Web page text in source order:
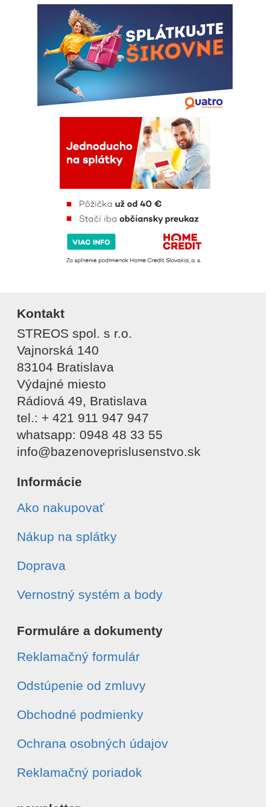
Kontakt
STREOS spol. s r.o.
Vajnorská 140
83104 Bratislava
Výdajné miesto
Rádiová 49, Bratislava
tel.: + 421 911 947 947
whatsapp: 0948 48 33 55
info@bazenoveprislusenstvo.sk
Informácie
Ako nakupovať
Nákup na splátky
Doprava
Vernostný systém a body
Formuláre a dokumenty
Reklamačný formulár
Odstúpenie od zmluvy
Obchodné podmienky
Ochrana osobných údajov
Reklamačný poriadok